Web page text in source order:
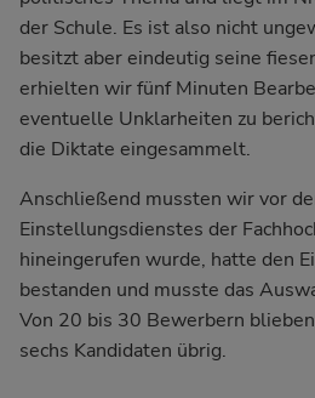
der Schule. Es ist also nicht
besitzt aber eindeutig seine
erhielten wir fünf Minuten
eventuelle Unklarheiten zu
die Diktate eingesammelt.
Anschließend mussten wir vor
Einstellungsdienstes der
hineingerufen wurde, hatte den
bestanden und musste das
Von 20 bis 30 Bewerbern
sechs Kandidaten übrig.